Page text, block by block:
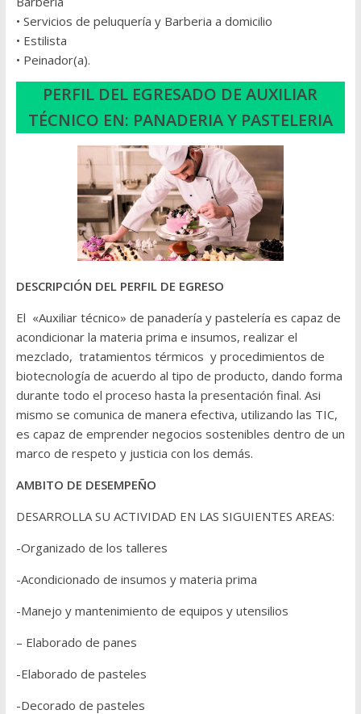
• Servicios de peluquería y Barberia a domicilio
• Estilista
• Peinador(a).
PERFIL DEL EGRESADO DE AUXILIAR
TÉCNICO EN: PANADERIA Y PASTELERIA
DESCRIPCIÓN DEL PERFIL DE EGRESO
El «Auxiliar técnico» de panadería y pastelería es capaz de
acondicionar la materia prima e insumos, realizar el
mezclado, tratamientos térmicos y procedimientos de
biotecnología de acuerdo al tipo de producto, dando forma
durante todo el proceso hasta la presentación final. Asi
mismo se comunica de manera efectiva, utilizando las TIC,
es capaz de emprender negocios sostenibles dentro de un
marco de respeto y justicia con los demás.
AMBITO DE DESEMPEÑO
DESARROLLA SU ACTIVIDAD EN LAS SIGUIENTES AREAS:
-Organizado de los talleres
-Acondicionado de insumos y materia prima
-Manejo y mantenimiento de equipos y utensilios
– Elaborado de panes
-Elaborado de pasteles
-Decorado de pasteles